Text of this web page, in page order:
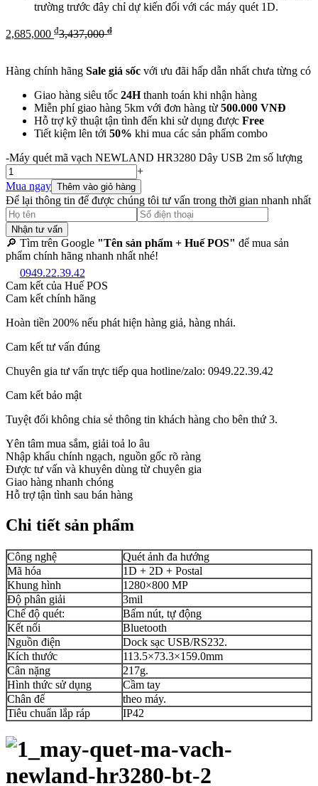
trường trước đây chỉ dự kiến ​​đối với các máy quét 1D.
2,685,000 ₫3,437,000₫
Hàng chính hãng Sale giá sốc với ưu đãi hấp dẫn nhất chưa từng có
Giao hàng siêu tốc 24Hthanh toán khi nhận hàng
Miễn phí giao hàng 5km với đơn hàng từ 500.000 VNĐ
Hỗ trợ kỹ thuật tận tình đến khi sử dụng được Free
Tiết kiệm lên tới 50% khi mua các sản phẩm combo
-Máy quét mã vạch NEWLAND HR3280 Dây USB 2m số lượng
+
Mua ngay Thêm vào giỏ hàng
Để lại thông tin để được chúng tôi tư vấn trong thời gian nhanh nhất
Nhận tư vấn
🔎 Tìm trên Google "Tên sản phẩm + Huế POS" để mua sản
phẩm chính hãng nhanh nhất nhé!
0949.22.39.42
Cam kết của Huế POS
Cam kết chính hãng
Hoàn tiền 200% nếu phát hiện hàng giả, hàng nhái.
Cam kết tư vấn đúng
Chuyên gia tư vấn trực tiếp qua hotline/zalo: 0949.22.39.42
Cam kết bảo mật
Tuyệt đối không chia sẻ thông tin khách hàng cho bên thứ 3.
Yên tâm mua sắm, giải toả lo âu
Nhập khẩu chính ngạch, nguồn gốc rõ ràng
Được tư vấn và khuyên dùng từ chuyên gia
Giao hàng nhanh chóng
Hỗ trợ tận tình sau bán hàng
Chi tiết sản phẩm
Công nghệ
Quét ảnh đa hướng
Mã hóa
1D + 2D + Postal
Khung hình
1280×800 MP
Độ phân giải
3mil
Chế độ quét:
Bấm nút, tự động
Kết nối
Bluetooth
Nguồn điện
Dock sạc USB/RS232.
Kích thước
113.5×73.3×159.0mm
Cân nặng
217g.
Hình thức sử dụng
Cầm tay
Chân đế
theo máy.
Tiêu chuẩn lắp ráp
IP42